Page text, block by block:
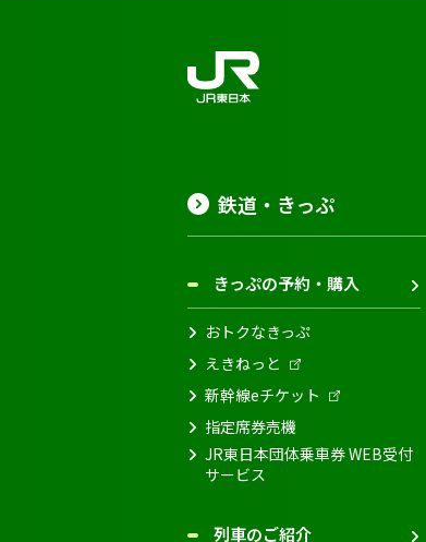
鉄道・きっぷ
きっぷの予約・購入
おトクなきっぷ
えきねっと
新幹線eチケット
指定席券売機
JR東日本団体乗車券 WEB受付
サービス
列車のご紹介